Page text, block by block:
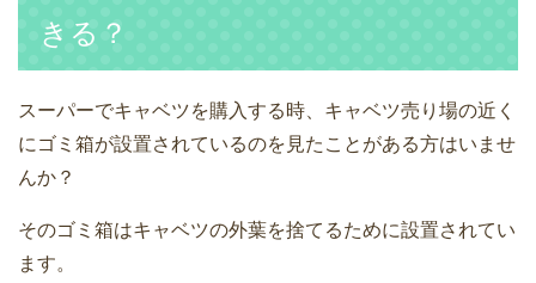
きる？
スーパーでキャベツを購入する時、キャベツ売り場の近く
にゴミ箱が設置されているのを見たことがある方はいませ
んか？
そのゴミ箱はキャベツの外葉を捨てるために設置されてい
ます。